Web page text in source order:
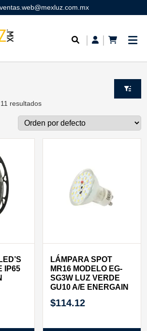
ventas.web@mexluz.com.mx
resultados
IP65
LÁMPARA SPOT
MR16 MODELO EG-
SG3W LUZ VERDE
GU10 A/E ENERGAIN
$114.12